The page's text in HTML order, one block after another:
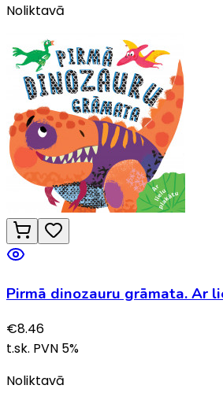
Noliktavā
Pirmā dinozauru grāmata. Ar
€8.46
t.sk. PVN 5%
Noliktavā